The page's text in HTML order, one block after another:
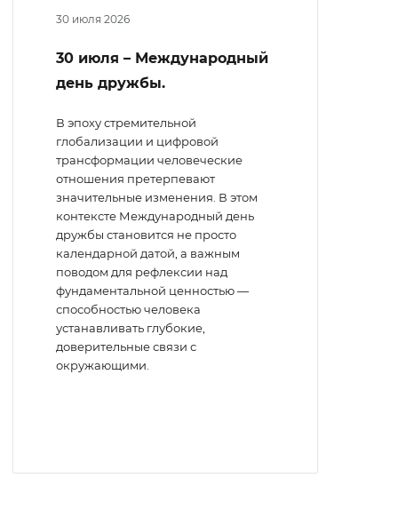
30 июля 2026
30 июля – Международный
день дружбы.
В эпоху стремительной
глобализации и цифровой
трансформации человеческие
отношения претерпевают
значительные изменения. В этом
контексте Международный день
дружбы становится не просто
календарной датой, а важным
поводом для рефлексии над
фундаментальной ценностью —
способностью человека
устанавливать глубокие,
доверительные связи с
окружающими.